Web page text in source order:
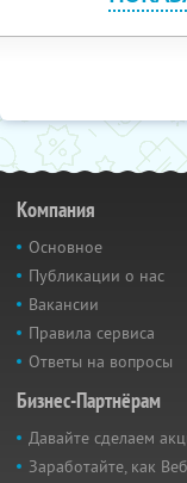
Компания
Основное
Публикации о нас
Вакансии
Правила сервиса
Ответы на вопросы
Бизнес-Партнёрам
Давайте сделаем
Заработайте, как